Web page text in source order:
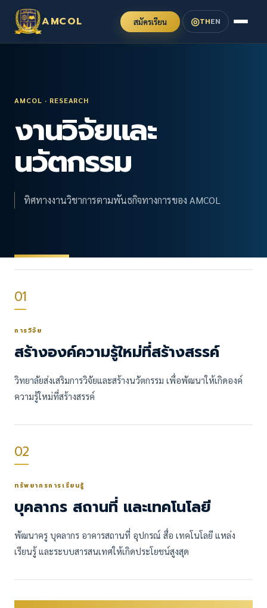
AMCOL สมัครเรียน ◎THEN
AMCOL · RESEARCH
งานวิจัยและ
นวัตกรรม
ทิศทางงานวิชาการตามพันธกิจทางการของ AMCOL
01
การวิจัย
สร้างองค์ความรู้ใหม่ที่สร้างสรรค์
วิทยาลัยส่งเสริมการวิจัยและสร้างนวัตกรรม เพื่อพัฒนาให้เกิดองค์
ความรู้ใหม่ที่สร้างสรรค์
02
ทรัพยากรการเรียนรู้
บุคลากร สถานที่ และเทคโนโลยี
พัฒนาครู บุคลากร อาคารสถานที่ อุปกรณ์ สื่อ เทคโนโลยี แหล่ง
เรียนรู้ และระบบสารสนเทศให้เกิดประโยชน์สูงสุด